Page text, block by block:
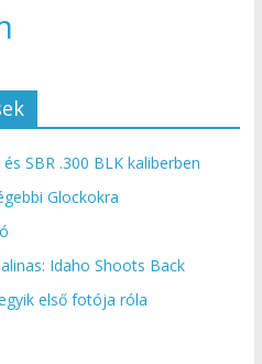
SBR .300 BLK kaliberben
Glockokra
Idaho Shoots Back
első fotója róla